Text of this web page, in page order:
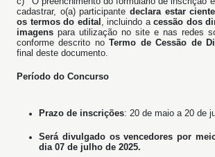
cadastrar, o(a) participante declara estar
os termos do edital , incluindo a cessão dos
imagens para utilização no site e nas redes
conforme descrito noTermo de Cessão de
final deste documento.
Período do Concurso
Prazo de inscrições: 20 de maio a 20 de
Será divulgado os vencedores por
dia 07 de julho de 2025.